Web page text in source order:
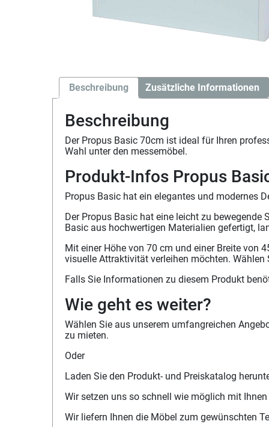
Beschreibung Zusätzliche Informationen
Beschreibung
Der Propus Basic 70cm ist ideal für Ihren
Wahl unter den messemöbel.
Produkt-Infos Propus
Propus Basic hat ein elegantes und modernes
Der Propus Basic hat eine leicht zu
Basic aus hochwertigen Materialien gefertigt,
Mit einer Höhe von 70 cm und einer Breite von
visuelle Attraktivität verleihen möchten.
Falls Sie Informationen zu diesem Produkt
Wie geht es weiter?
Wählen Sie aus unserem umfangreichen
zu mieten.
Oder
Laden Sie den Produkt- und Preiskatalog
Wir setzen uns so schnell wie möglich mit
Wir liefern Ihnen die Möbel zum gewünschten